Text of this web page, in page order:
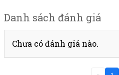
Danh sách đánh giá
Chưa có đánh giá nào.